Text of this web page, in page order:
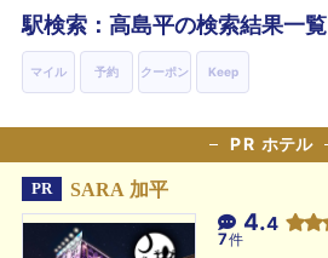
駅検索： 高島平の検索結果一覧
マイル 予約 クーポン Keep
PR ホテル
PR SARA 加平
4.4
7件